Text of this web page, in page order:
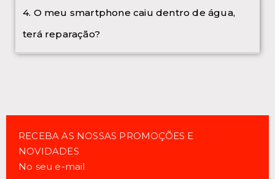
4. O meu smartphone caiu dentro de água,
terá reparação?
RECEBA AS NOSSAS PROMOÇÕES E
NOVIDADES
No seu e-mail